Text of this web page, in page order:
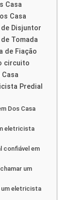
Casa
Casa
Disjuntor
Tomada
de Fiação
circuito
Predial
Dos Casa
eletricista
confiável em
um
eletricista